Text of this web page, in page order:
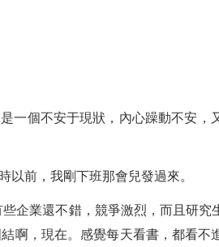
一個不安于現狀，內心躁動不安，
以前，我剛下班那會兒發過來。
企業還不錯，競爭激烈，而且研
啊，現在。感覺每天看書，都看不